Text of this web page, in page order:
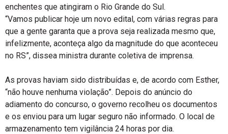
enchentes que atingiram o Rio Grande do Sul.
“Vamos publicar hoje um novo edital, com várias regras para
que a gente garanta que a prova seja realizada mesmo que,
infelizmente, aconteça algo da magnitude do que aconteceu
no RS”, dissea ministra durante coletiva de imprensa.
As provas haviam sido distribuídas e, de acordo com Esther,
“não houve nenhuma violação”. Depois do anúncio do
adiamento do concurso, o governo recolheu os documentos
e os enviou para um lugar seguro não informado. O local de
armazenamento tem vigilância 24 horas por dia.